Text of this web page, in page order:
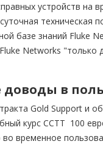
устройств на
техническая
базе знаний Fluke
Networks "только
в
Gold Support и
курс CCTT 100
временное